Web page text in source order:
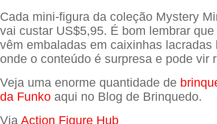
Cada mini-figura da coleção Mystery
vai custar US$5,95. É bom lembrar
vêm embaladas em caixinhas lacradas
onde o conteúdo é surpresa e pode vir
Veja uma enorme quantidade de
da Funko aqui no Blog de Brinquedo.
Via Action Figure Hub